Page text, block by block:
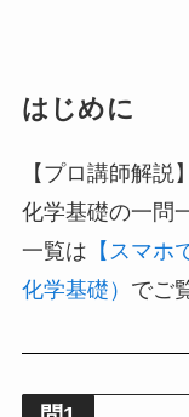
はじめに
【プロ講師解説
化学基礎の一問
一覧は 【スマホ
化学基礎） でご